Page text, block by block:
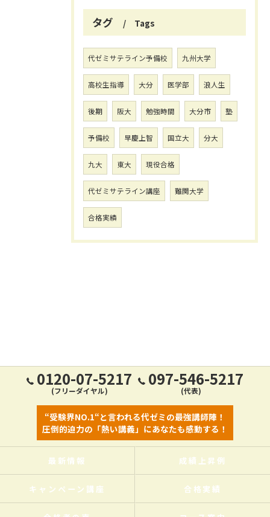
タグ Tags
代ゼミサテライン予備校 九州大学
高校生指導 大分 医学部 浪人生
後期 阪大 勉強時間 大分市 塾
予備校 早慶上智 国立大 分大
九大 東大 現役合格
代ゼミサテライン講座 難関大学
合格実績
0120-07-5217
(フリーダイヤル)
097-546-5217
(代表)
“受験界NO.1“と言われる代ゼミの最強講師陣！
圧倒的迫力の「熱い講義」にあなたも感動する！
最新情報 成績上昇例
キャンペーン講座 合格実績